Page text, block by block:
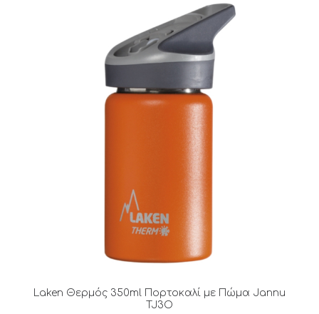
Laken Θερμός 350ml Πορτοκαλί με Πώμα Jannu
TJ3O